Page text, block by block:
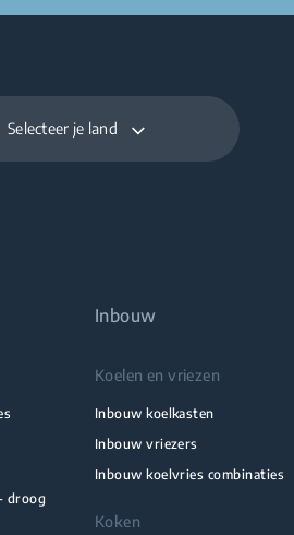
Selecteer je land
droog
Inbouw
Koelen en vriezen
Inbouw koelkasten
Inbouw vriezers
Inbouw koelvries combinaties
Koken